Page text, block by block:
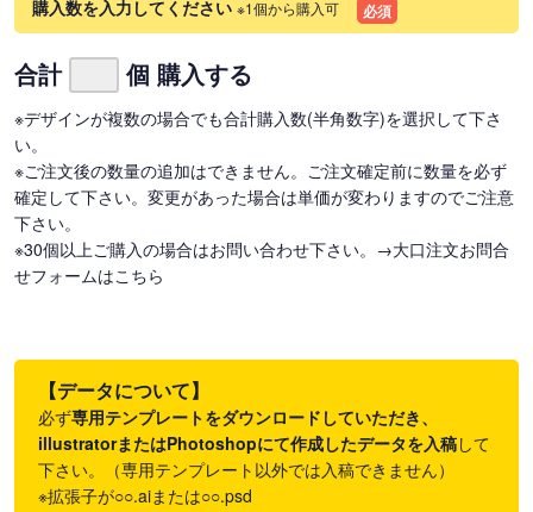
購入数を入力してください ※1個から購入可 必須
合計 個 購入する
※デザインが複数の場合でも合計購入数(半角数字)を選択して下さ
い。
※ご注文後の数量の追加はできません。ご注文確定前に数量を必ず
確定して下さい。変更があった場合は単価が変わりますのでご注意
下さい。
※30個以上ご購入の場合はお問い合わせ下さい。 →大口注文お問合
せフォームはこちら
【データについて】
必ず専用テンプレートをダウンロードしていただき、
illustratorまたはPhotoshopにて作成したデータを入稿して
下さい。（専用テンプレート以外では入稿できません）
※拡張子が○○.aiまたは○○.psd